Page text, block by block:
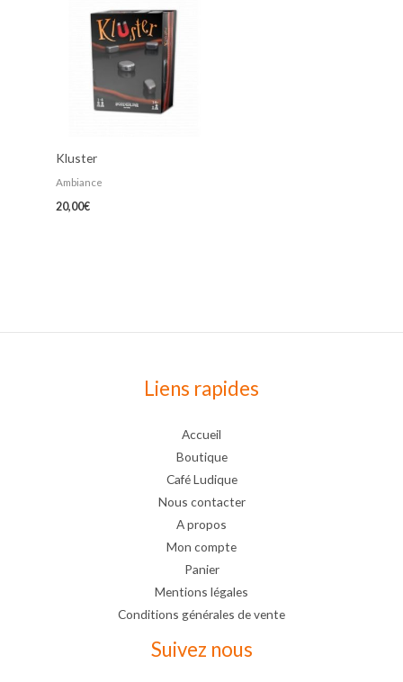
Kluster
Ambiance
20,00€
Liens rapides
Accueil
Boutique
Café Ludique
Nous contacter
A propos
Mon compte
Panier
Mentions légales
Conditions générales de vente
Suivez nous